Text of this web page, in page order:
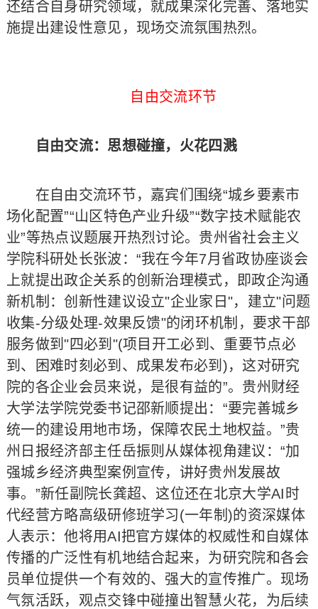
还结合自身研究领域，就成果深化完善、落地实
施提出建设性意见，现场交流氛围热烈。
自由交流环节
自由交流：思想碰撞，火花四溅
在自由交流环节，嘉宾们围绕“城乡要素市
场化配置”“山区特色产业升级”“数字技术赋能农
业”等热点议题展开热烈讨论。贵州省社会主义
学院科研处长张波：“我在今年7月省政协座谈会
上就提出政企关系的创新治理模式，即政企沟通
新机制：创新性建议设立"企业家日"，建立"问题
收集-分级处理-效果反馈"的闭环机制，要求干部
服务做到"四必到"(项目开工必到、重要节点必
到、困难时刻必到、成果发布必到)，这对研究
院的各企业会员来说，是很有益的”。贵州财经
大学法学院党委书记邵新顺提出：“要完善城乡
统一的建设用地市场，保障农民土地权益。”贵
州日报经济部主任岳振则从媒体视角建议：“加
强城乡经济典型案例宣传，讲好贵州发展故
事。”新任副院长龚超、这位还在北京大学AI时
代经营方略高级研修班学习(一年制)的资深媒体
人表示：他将用AI把官方媒体的权威性和自媒体
传播的广泛性有机地结合起来，为研究院和各会
员单位提供一个有效的、强大的宣传推广。现场
气氛活跃，观点交锋中碰撞出智慧火花，为后续